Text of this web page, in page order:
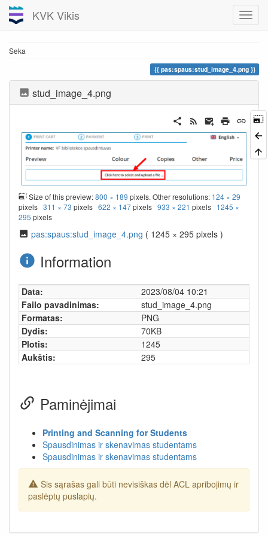
KVK Vikis
Seka
pas:spaus:stud_image_4.png
stud_image_4.png
Size of this preview:800 × 189 pixels. Other resolutions: 124 × 29
pixels 311 × 73 pixels 622 × 147pixels 933 × 221 pixels 1245 ×
295 pixels
pas:spaus:stud_image_4.png ( 1245 × 295 pixels )
Information
Data:
2023/08/04 10:21
Failo pavadinimas:
stud_image_4.png
Formatas:
PNG
Dydis:
70KB
Plotis:
1245
Aukštis:
295
Paminėjimai
Printing and Scanning for Students
Spausdinimas ir skenavimas studentams
Spausdinimas ir skenavimas studentams
Šis sąrašas gali būti nevisiškas dėl ACL apribojimų ir
paslėptų puslapių.